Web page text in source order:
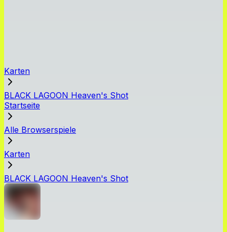
Karten
BLACK LAGOON Heaven's Shot
Startseite
Alle Browserspiele
Karten
BLACK LAGOON Heaven's Shot